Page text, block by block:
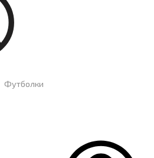
Футболки